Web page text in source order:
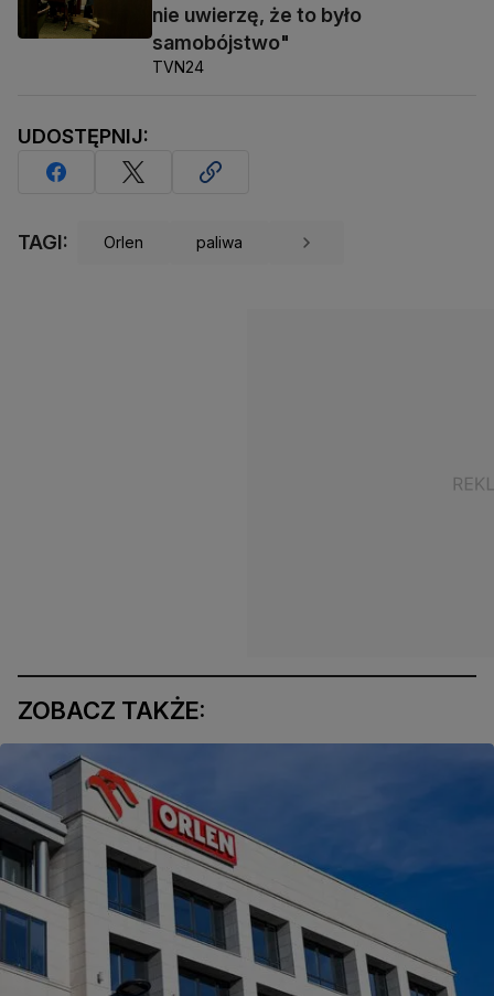
nie uwierzę, że to było
samobójstwo"
TVN24
UDOSTĘPNIJ:
TAGI: Orlen paliwa
ZOBACZ TAKŻE: